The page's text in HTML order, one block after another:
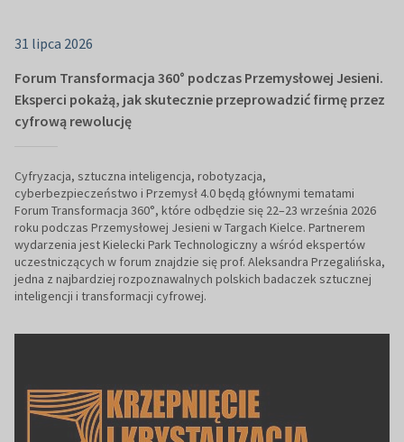
31 lipca 2026
Forum Transformacja 360° podczas Przemysłowej Jesieni.
Eksperci pokażą, jak skutecznie przeprowadzić firmę przez
cyfrową rewolucję
Cyfryzacja, sztuczna inteligencja, robotyzacja,
cyberbezpieczeństwo i Przemysł 4.0 będą głównymi tematami
Forum Transformacja 360°, które odbędzie się 22–23 września 2026
roku podczas Przemysłowej Jesieni w Targach Kielce. Partnerem
wydarzenia jest Kielecki Park Technologiczny a wśród ekspertów
uczestniczących w forum znajdzie się prof. Aleksandra Przegalińska,
jedna z najbardziej rozpoznawalnych polskich badaczek sztucznej
inteligencji i transformacji cyfrowej.